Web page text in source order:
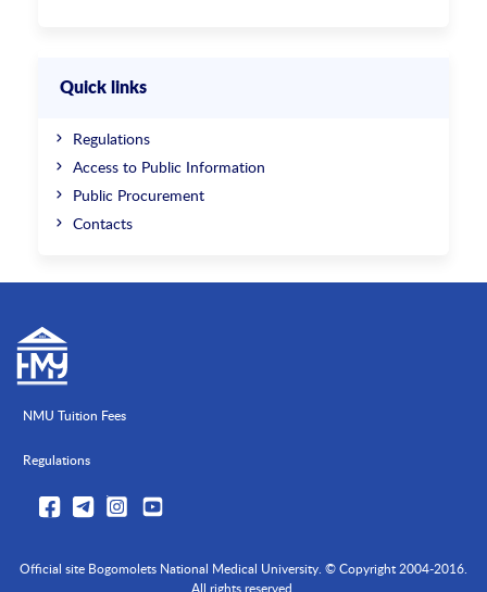
Quick links
Regulations
Access to Public Information
Public Procurement
Contacts
NMU Tuition Fees
Regulations
Official site Bogomolets National Medical University. © Copyright 2004-2016.
All rights reserved.